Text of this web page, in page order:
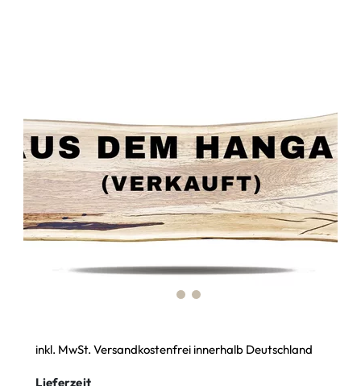
inkl. MwSt. Versandkostenfrei innerhalb Deutschland
Lieferzeit